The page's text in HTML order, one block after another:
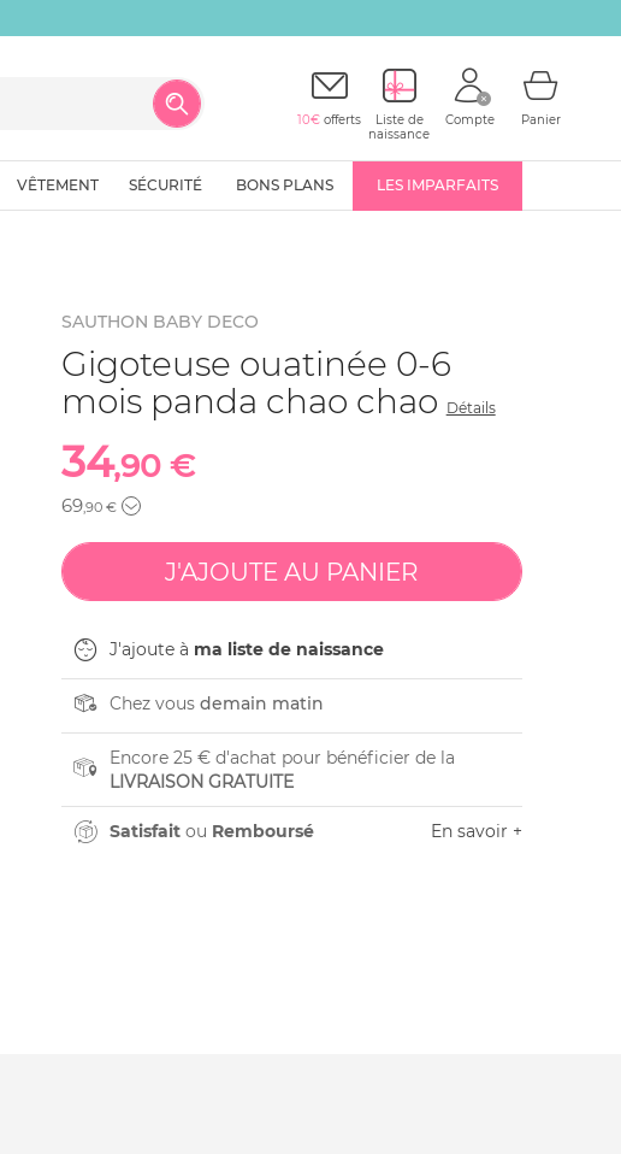
10€ offerts
Liste de
naissance
Compte Panier
VÊTEMENT SÉCURITÉ BONS PLANS LES IMPARFAITS
SAUTHON BABY DECO
Gigoteuse ouatinée 0-6
mois panda chao chao Détails
34,90 €
69,90 €
J'ajoute à ma liste de naissance
Chez vous demain matin
Encore 25 € d'achat pour bénéficier de la
LIVRAISON GRATUITE
Satisfaitou Remboursé En savoir +